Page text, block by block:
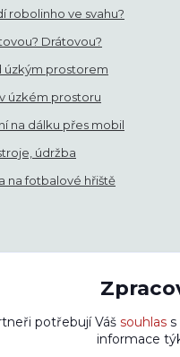
robolinho ve svahu?
Drátovou?
úzkým prostorem
úzkém prostoru
na dálku přes mobil
údržba
na fotbalové hřiště
texty bez našeho svolení.
potřebují Váš souhlass
informace